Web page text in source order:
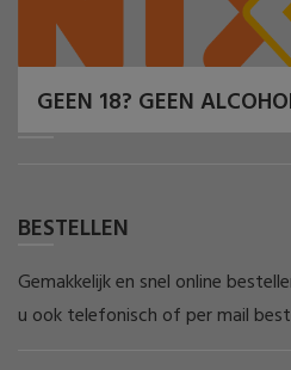
GEEN 18? GEEN
BESTELLEN
Gemakkelijk en snel online
u ook telefonisch of per mail